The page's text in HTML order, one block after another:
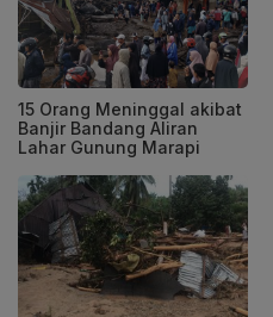
15 Orang Meninggal akibat
Banjir Bandang Aliran
Lahar Gunung Marapi